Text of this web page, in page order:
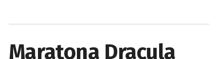
Maratona Dracula